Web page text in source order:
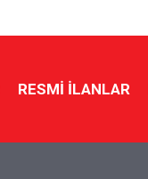
RESMI İLANLAR